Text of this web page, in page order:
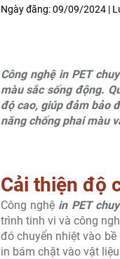
Ngày đăng:09/09/2024 |
Công nghệ in PET
màu sắc sống động.
độ cao, giúp đảm bảo
năng chống phai màu
Cải thiện độ
Công nghệ in PET
trình tinh vi và công
đó chuyển nhiệt vào
in bám chặt vào vật